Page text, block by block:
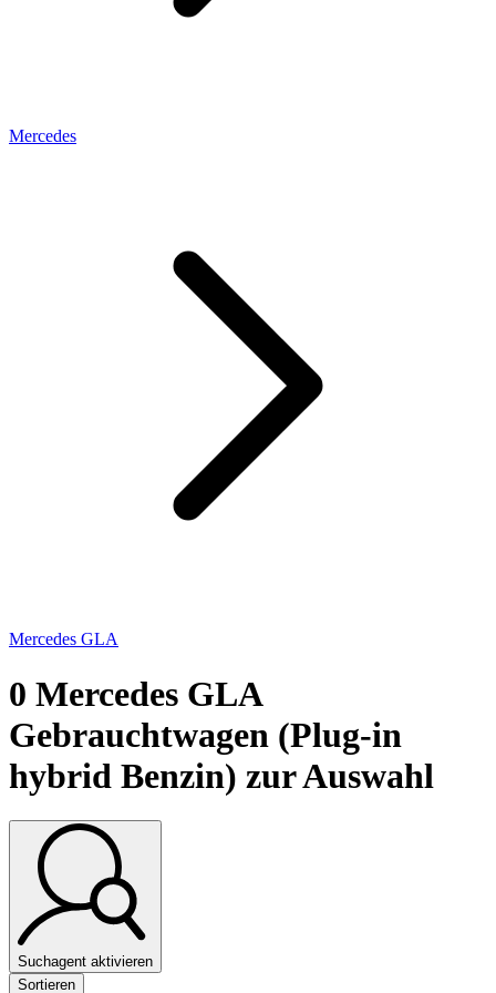
Mercedes
Mercedes GLA
0 Mercedes GLA
Gebrauchtwagen (Plug-in
hybrid Benzin) zur Auswahl
Suchagent aktivieren
Sortieren